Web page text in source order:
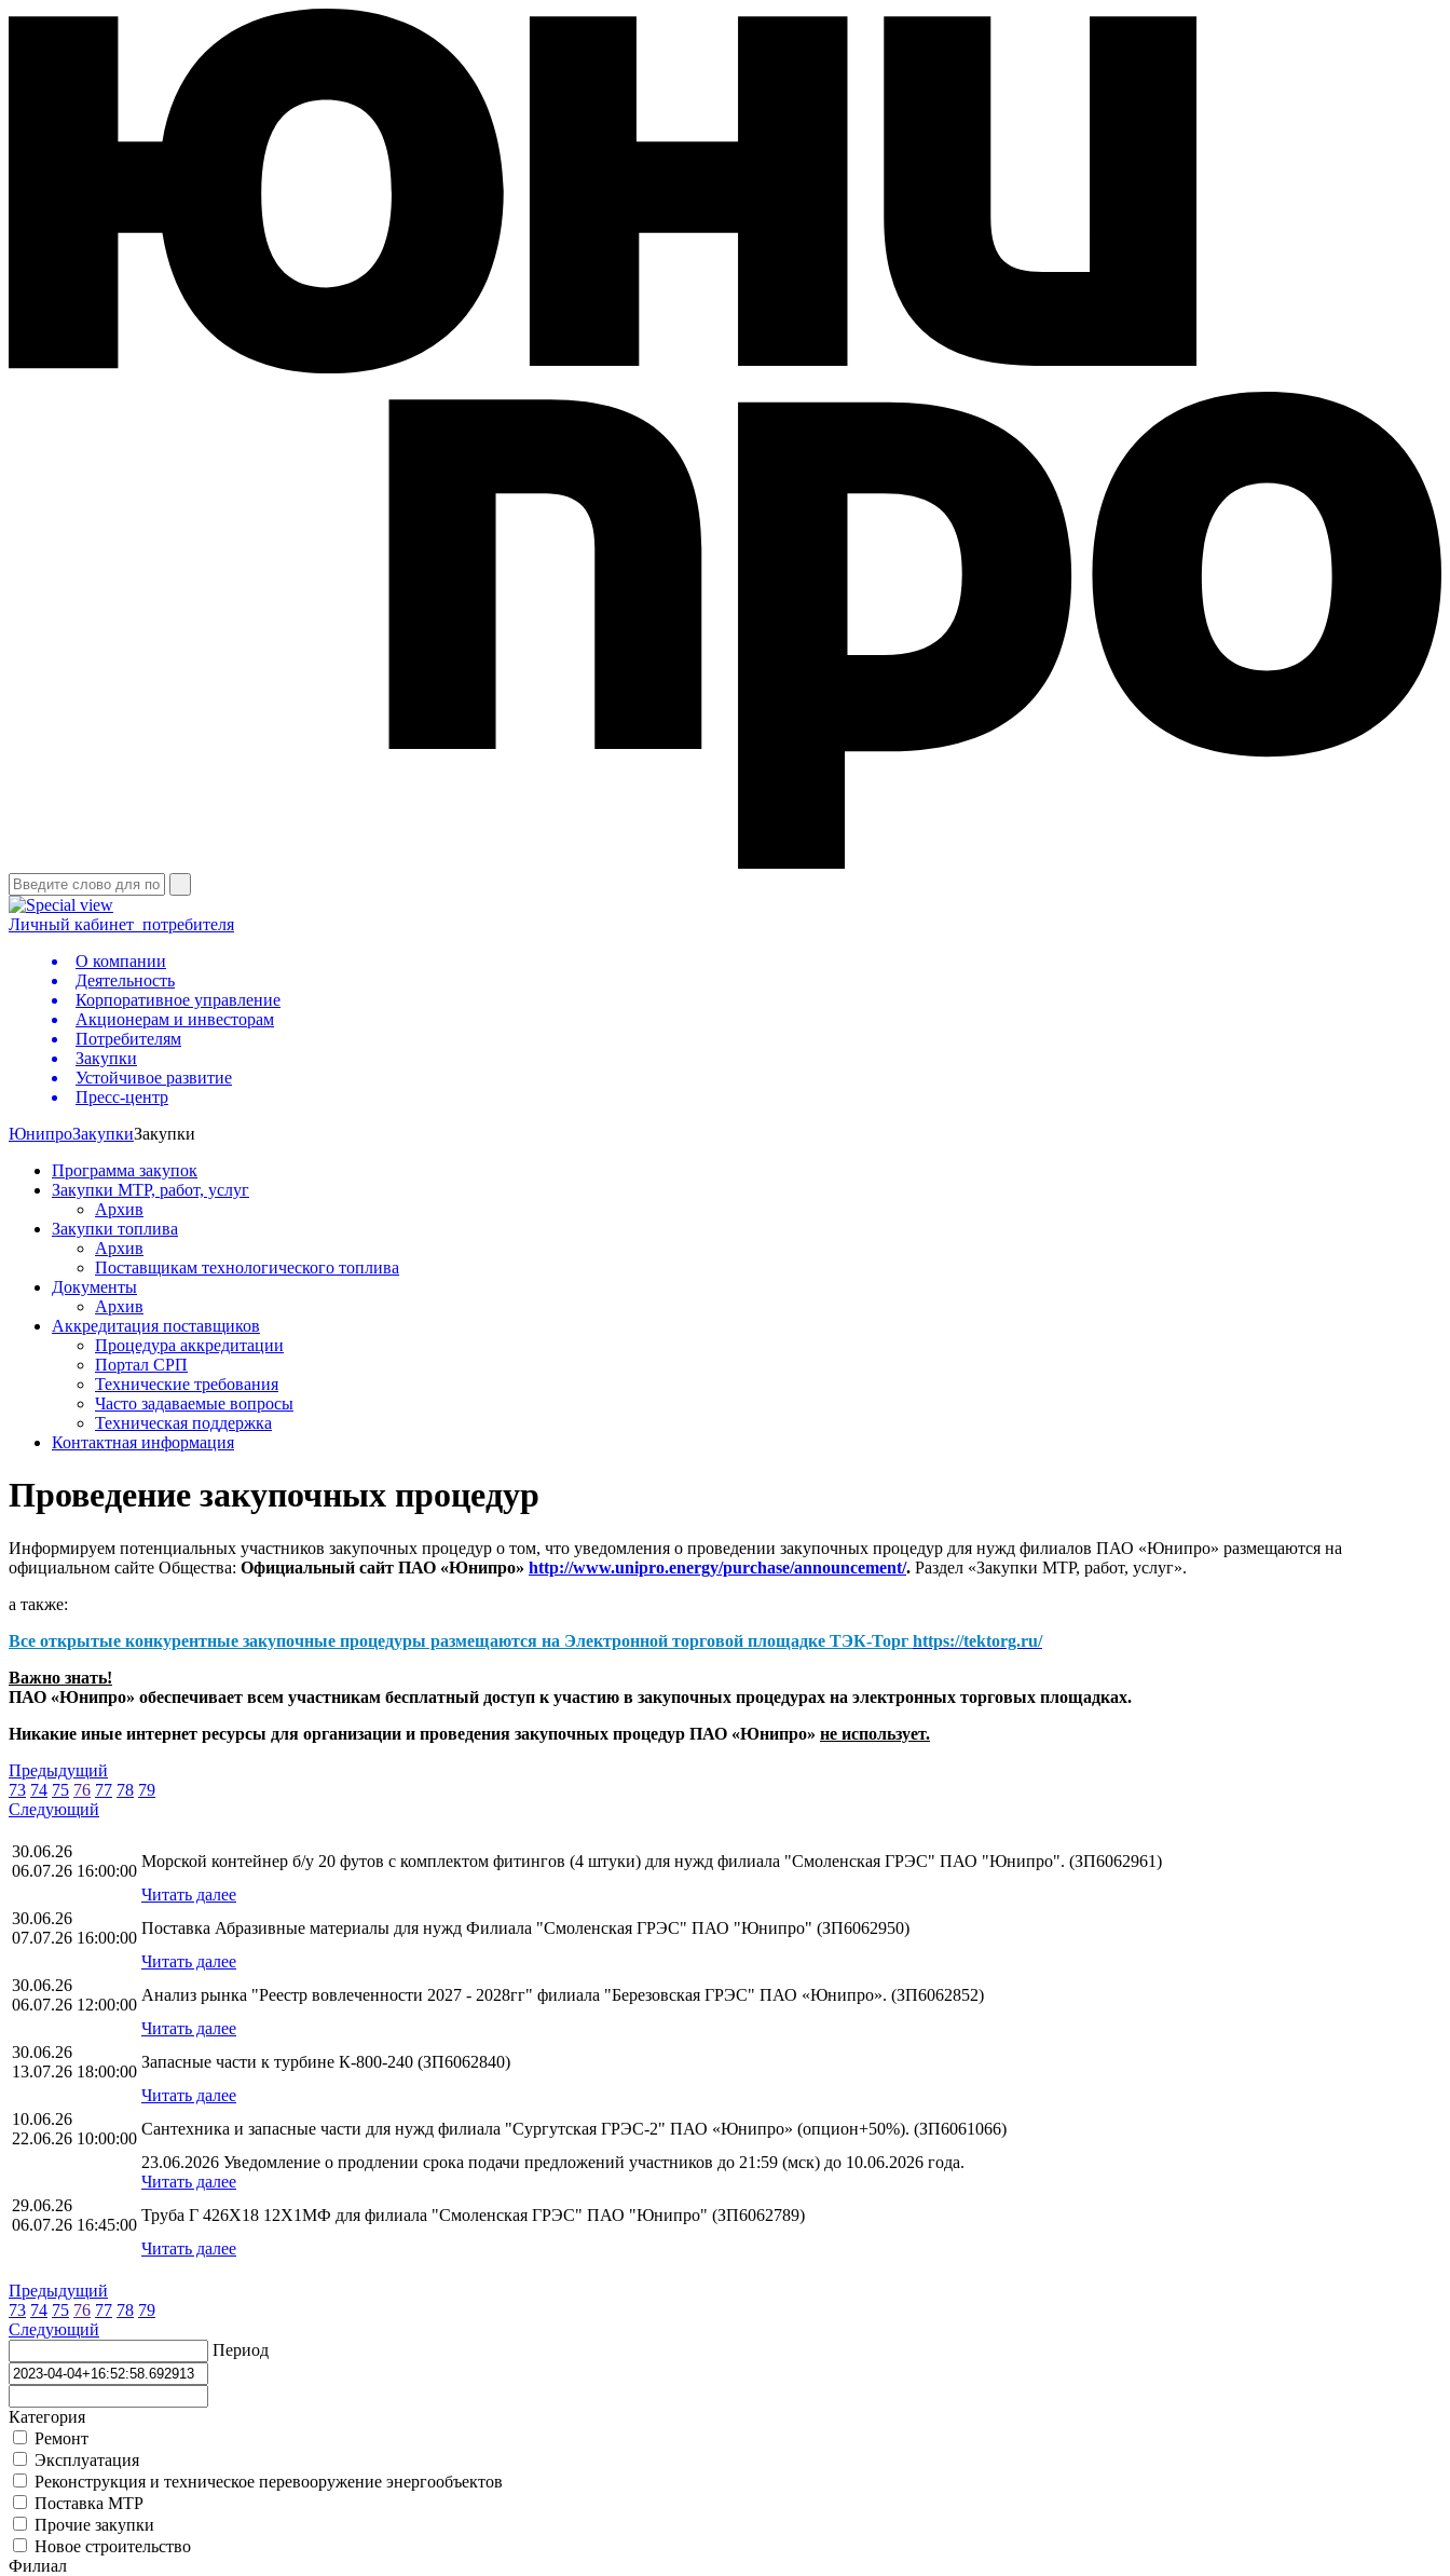
Личный кабинет потребителя
О компании
Деятельность
Корпоративное управление
Акционерам и инвесторам
Потребителям
Закупки
Устойчивое развитие
Пресс-центр
ЮнипроЗакупкиЗакупки
Программа закупок
Закупки МТР, работ, услуг
Архив
Закупки топлива
Архив
Поставщикам технологического топлива
Документы
Архив
Аккредитация поставщиков
Процедура аккредитации
Портал СРП
Технические требования
Часто задаваемые вопросы
Техническая поддержка
Контактная информация
Проведение закупочных процедур
Информируем потенциальных участников закупочных процедур о том, что уведомления о проведении закупочных процедур для нужд филиалов ПАО «Юнипро» размещаются на
официальном сайте Общества: Официальный сайт ПАО «Юнипро» http://www.unipro.energy/purchase/announcement/. Раздел «Закупки МТР, работ, услуг».
а также:
Все открытые конкурентные закупочные процедуры размещаются на Электронной торговой площадке ТЭК-Торг https://tektorg.ru/
Важно знать!
ПАО «Юнипро» обеспечивает всем участникам бесплатный доступ к участию в закупочных процедурах на электронных торговых площадках.
Никакие иные интернет ресурсы для организации и проведения закупочных процедур ПАО «Юнипро» не использует.
Предыдущий
73 74 75 76 77 78 79
Следующий
30.06.26
06.07.26 16:00:00
Морской контейнер б/у 20 футов с комплектом фитингов (4 штуки) для нужд филиала "Смоленская ГРЭС" ПАО "Юнипро". (ЗП6062961)
Читать далее
30.06.26
07.07.26 16:00:00
Поставка Абразивные материалы для нужд Филиала "Смоленская ГРЭС" ПАО "Юнипро" (ЗП6062950)
Читать далее
30.06.26
06.07.26 12:00:00
Анализ рынка "Реестр вовлеченности 2027 - 2028гг" филиала "Березовская ГРЭС" ПАО «Юнипро». (ЗП6062852)
Читать далее
30.06.26
13.07.26 18:00:00
Запасные части к турбине К-800-240 (ЗП6062840)
Читать далее
10.06.26
22.06.26 10:00:00
Сантехника и запасные части для нужд филиала "Сургутская ГРЭС-2" ПАО «Юнипро» (опцион+50%). (ЗП6061066)
23.06.2026 Уведомление о продлении срока подачи предложений участников до 21:59 (мск) до 10.06.2026 года.
Читать далее
29.06.26
06.07.26 16:45:00
Труба Г 426Х18 12Х1МФ для филиала "Смоленская ГРЭС" ПАО "Юнипро" (ЗП6062789)
Читать далее
Предыдущий
73 74 75 76 77 78 79
Следующий
Период
Категория
Ремонт
Эксплуатация
Реконструкция и техническое перевооружение энергообъектов
Поставка МТР
Прочие закупки
Новое строительство
Филиал